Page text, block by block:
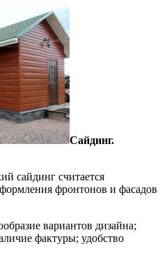
Сайдинг.
сайдинг считается
фронтонов и фасадов
вариантов дизайна;
фактуры; удобство